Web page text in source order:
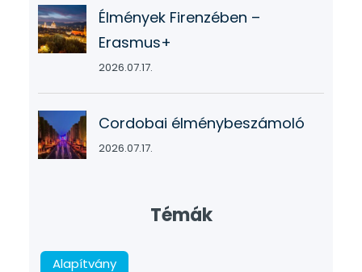
Élmények Firenzében –
Erasmus+
2026.07.17.
Cordobai élménybeszámoló
2026.07.17.
Témák
Alapítvány